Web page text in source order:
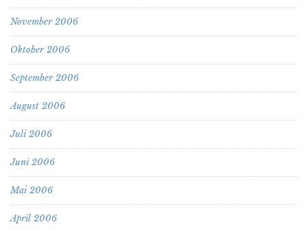
November 2006
Oktober 2006
September 2006
August 2006
Juli 2006
Juni 2006
Mai 2006
April 2006